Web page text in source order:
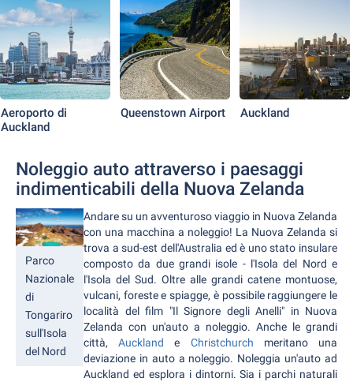
Aeroporto di
Auckland
Queenstown Airport Auckland
Noleggio auto attraverso i paesaggi
indimenticabili della Nuova Zelanda
Parco
Nazionale
di
Tongariro
sull'Isola
del Nord
Andare su un avventuroso viaggio in Nuova Zelanda
con una macchina a noleggio! La Nuova Zelanda si
trova a sud-est dell'Australia ed è uno stato insulare
composto da due grandi isole - l'Isola del Nord e
l'Isola del Sud. Oltre alle grandi catene montuose,
vulcani, foreste e spiagge, è possibile raggiungere le
località del film "Il Signore degli Anelli" in Nuova
Zelanda con un'auto a noleggio. Anche le grandi
città,Auckland e Christchurch meritano una
deviazione in auto a noleggio. Noleggia un'auto ad
Auckland ed esplora i dintorni. Sia i parchi naturali